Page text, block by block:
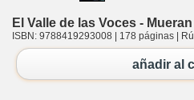
El Valle de las Voces -
ISBN: 9788419293008 | 178 páginas |
añadir al